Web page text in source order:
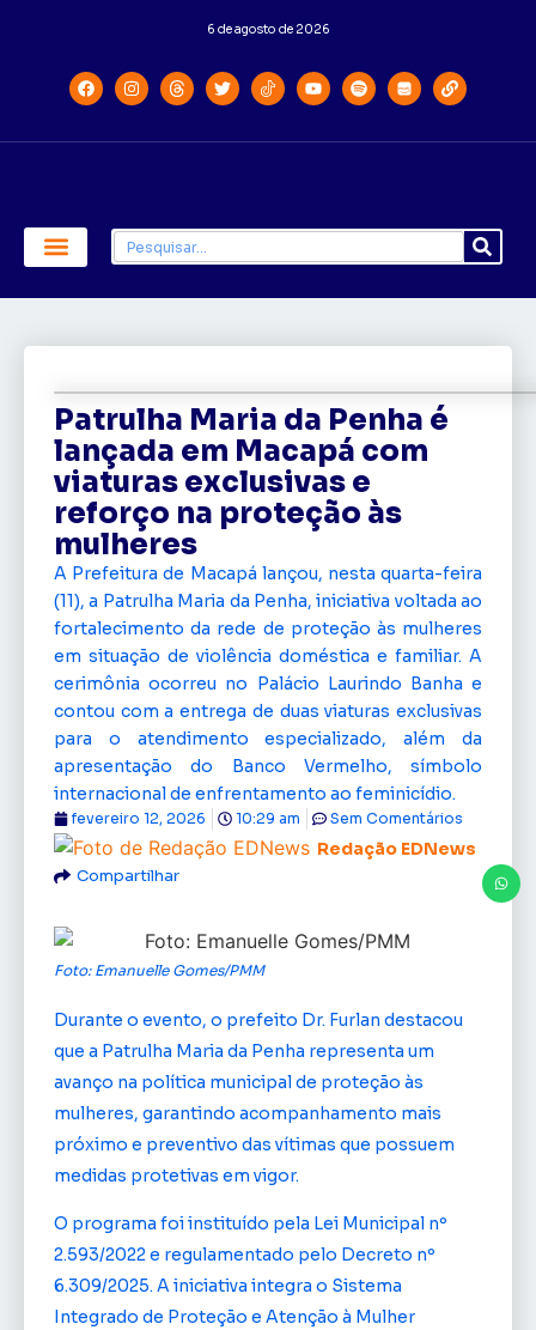
6 de agosto de 2026
Patrulha Maria da Penha é
lançada em Macapá com
viaturas exclusivas e
reforço na proteção às
mulheres
A Prefeitura de Macapá lançou, nesta quarta-feira
(11), a Patrulha Maria da Penha, iniciativa voltada ao
fortalecimento da rede de proteção às mulheres
em situação de violência doméstica e familiar. A
cerimônia ocorreu no Palácio Laurindo Banha e
contou com a entrega de duas viaturas exclusivas
para o atendimento especializado, além da
apresentação do Banco Vermelho, símbolo
internacional de enfrentamento ao feminicídio.
Redação EDNews
fevereiro 12, 2026 10:29 am Sem Comentários
Compartilhar
Foto: Emanuelle Gomes/PMM
Durante o evento, o prefeito Dr. Furlan destacou
que a Patrulha Maria da Penha representa um
avanço na política municipal de proteção às
mulheres, garantindo acompanhamento mais
próximo e preventivo das vítimas que possuem
medidas protetivas em vigor.
O programa foi instituído pela Lei Municipal nº
2.593/2022 e regulamentado pelo Decreto nº
6.309/2025. A iniciativa integra o Sistema
Integrado de Proteção e Atenção à Mulher